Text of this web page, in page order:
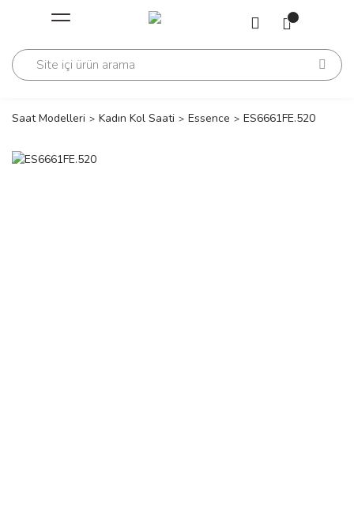
Geri Dön
Geri Dön
Saat Modelleri Kadın Kol Saati Essence ES6661FE.520